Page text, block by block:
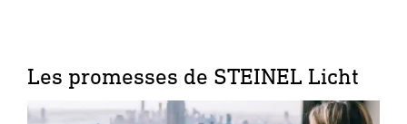
Les promesses de STEINEL Licht